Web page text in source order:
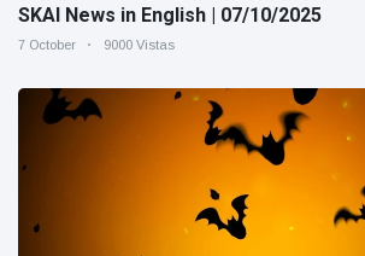
SKAI News in English | 07/10/2025
7 October 9000 Vistas